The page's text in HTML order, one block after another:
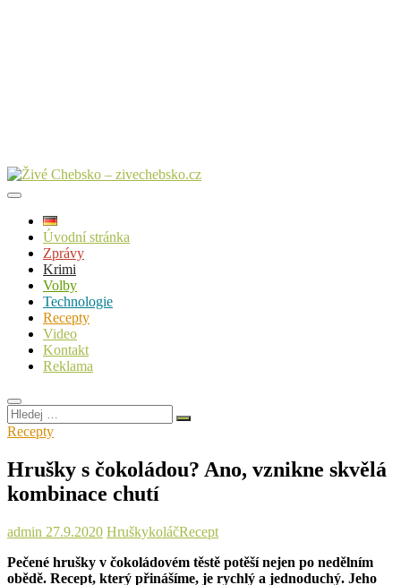
Úvodní stránka
Zprávy
Krimi
Volby
Technologie
Recepty
Video
Kontakt
Reklama
Hledej
…
Recepty
Hrušky s čokoládou? Ano, vznikne skvělá
kombinace chutí
admin 27.9.2020 HruškykoláčRecept
Pečené hrušky v čokoládovém těstě potěší nejen po nedělním
obědě. Recept, který přinášíme, je rychlý a jednoduchý. Jeho